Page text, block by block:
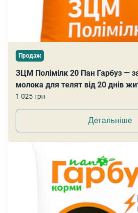
Продаж
ЗЦМ Полімілк 20 Пан Гарбуз —
молока для телят від 20 днів
1 025 грн
Детальніше